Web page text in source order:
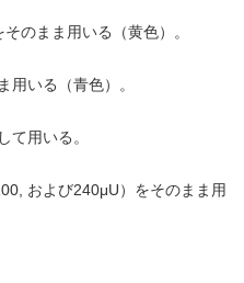
のまま用いる（黄色）。
用いる（青色）。
て用いる。
および240μU）をそのまま用